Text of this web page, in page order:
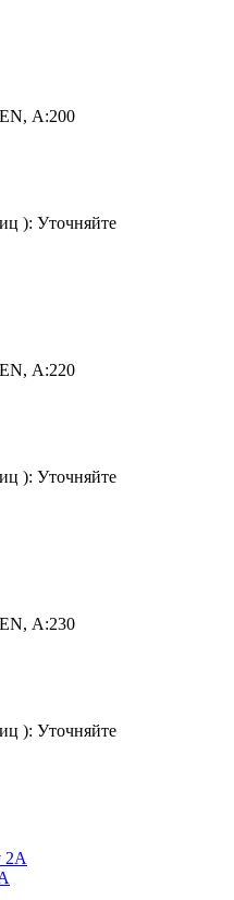
А:200
): Уточняйте
А:220
): Уточняйте
А:230
): Уточняйте